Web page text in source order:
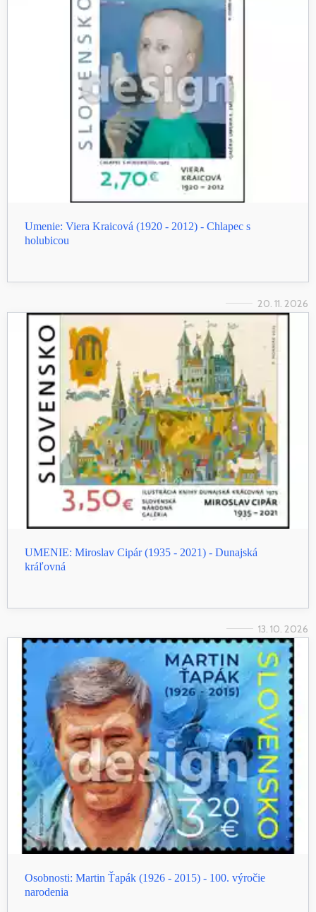
Umenie: Viera Kraicová (1920 - 2012) - Chlapec s
holubicou
20. 11. 2026
UMENIE: Miroslav Cipár (1935 - 2021) - Dunajská
kráľovná
13. 10. 2026
Osobnosti: Martin Ťapák (1926 - 2015) - 100. výročie
narodenia